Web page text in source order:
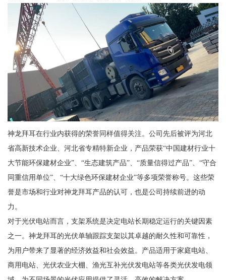
神龙拜耳在行业内获得的荣誉同样值得关注。公司先后被评为河北
省高新技术企业、河北省专精特新企业，产品荣获“中国建材行业十
大节能环保建材企业”、“生态建筑产品”、“质量信得过产品”、“守合
同重信用单位”、“十大绿色环保建材企业”等多项荣誉称号。这些荣
誉是市场和行业对神龙拜耳产品的认可，也是公司持续前进的动
力。
对于光伏电站而言，支架系统是决定电站长期稳定运行的关键因素
之一。神龙拜耳的光伏单轴跟踪支架以其卓越的耐久性和可靠性，
为用户带来了显著的经济效益和社会效益。产品适用于家庭电站、
商用电站、光伏农业大棚、渔光互补光伏发电站等各类光伏发电领